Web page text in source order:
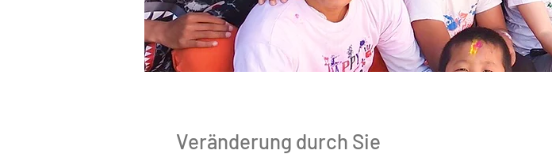
Veränderung durch Sie